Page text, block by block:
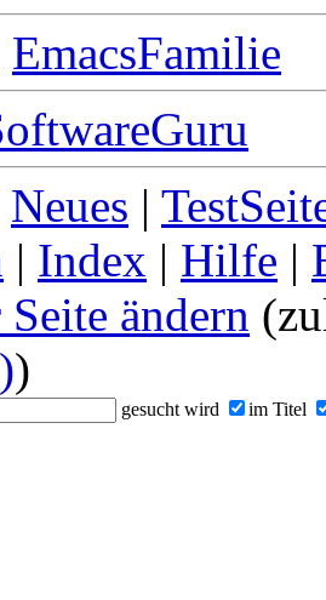
EmacsFamilie
Neues |
| Index | Hilfe |
ändern
)
gesucht wird im Titel